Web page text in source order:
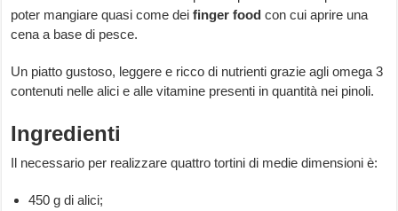
poter mangiare quasi come deifinger food con cui aprire una
cena a base di pesce.
Un piatto gustoso, leggere e ricco di nutrienti grazie agli omega 3
contenuti nelle alici e alle vitamine presenti in quantità nei pinoli.
Ingredienti
Il necessario per realizzare quattro tortini di medie dimensioni è:
450 g di alici;